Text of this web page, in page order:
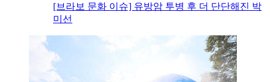
[브라보 문화 이슈] 유방암 투병 후 더 단단해진 박
미선